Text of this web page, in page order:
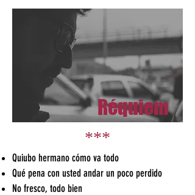
Réquiem
***
Quiubo hermano cómo va todo
Qué pena con usted andar un poco perdido
No fresco, todo bien